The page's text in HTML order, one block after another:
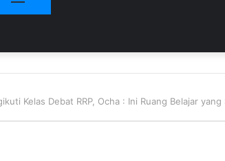
Kelas Debat RRP, Ocha : Ini Ruang Belajar